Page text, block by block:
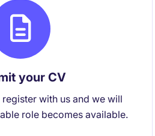
your CV
with us and we will
role becomes available.